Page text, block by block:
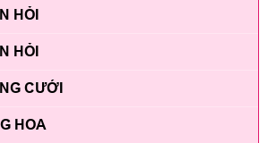
HỎI
HỎI
CƯỚI
HOA